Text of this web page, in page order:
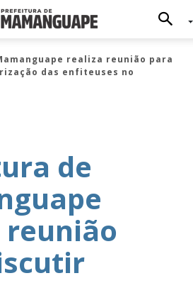
realiza reunião para
das enfiteuses no
de